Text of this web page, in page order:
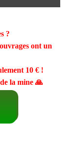
?
ont un
10 €!
la mine 🙏